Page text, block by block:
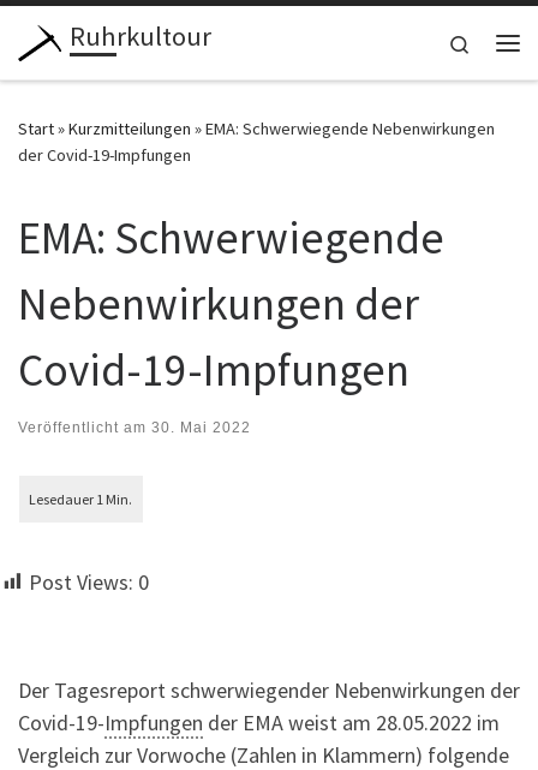
Zum Inhalt springen
Ruhrkultour
Search
Start»Kurzmitteilungen »EMA: Schwerwiegende Nebenwirkungen
der Covid-19-Impfungen
EMA: Schwerwiegende
Nebenwirkungen der
Covid-19-Impfungen
Veröffentlicht am 30. Mai 2022
Post Views: 0
Der Tagesreport schwerwiegender Nebenwirkungen der
Covid-19-Impfungen der EMA weist am 28.05.2022 im
Vergleich zur Vorwoche (Zahlen in Klammern) folgende